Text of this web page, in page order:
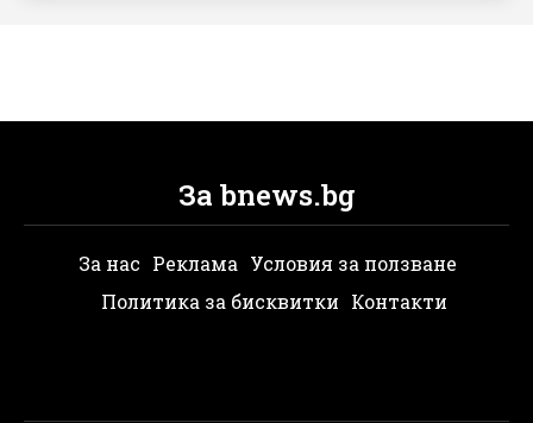
За bnews.bg
За нас Реклама Условия за ползване
Политика за бисквитки Контакти